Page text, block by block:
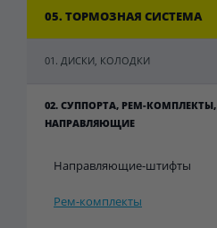
05. ТОРМОЗНАЯ СИСТЕМА
01. ДИСКИ, КОЛОДКИ
02. СУППОРТА, РЕМ-КОМПЛЕКТЫ,
НАПРАВЛЯЮЩИЕ
Направляющие-штифты
Рем-комплекты